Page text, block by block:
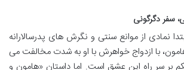
سفر دگرگونی
نمادی از موانع سنتی و نگرش های پدرسالارانه
با ازدواج خواهرش با او به شدت مخالفت می
بر سر راه این عشق است. اما داستان «هامون و